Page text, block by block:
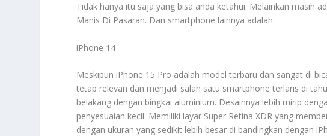
Tidak hanya itu saja yang bisa anda ketahui. Melainkan masih
Manis Di Pasaran. Dan smartphone lainnya adalah:
iPhone 14
Meskipun iPhone 15 Pro adalah model terbaru dan sangat di
tetap relevan dan menjadi salah satu smartphone terlaris di
belakang dengan bingkai aluminium. Desainnya lebih mirip
penyesuaian kecil. Memiliki layar Super Retina XDR yang
dengan ukuran yang sedikit lebih besar di bandingkan dengan